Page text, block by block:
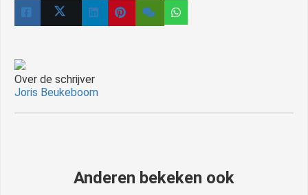
Over de schrijver
Joris Beukeboom
Anderen bekeken ook